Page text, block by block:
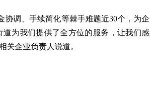
调、手续简化等棘手难题近30个，为企
为我们提供了全方位的服务，让我们感
关企业负责人说道。